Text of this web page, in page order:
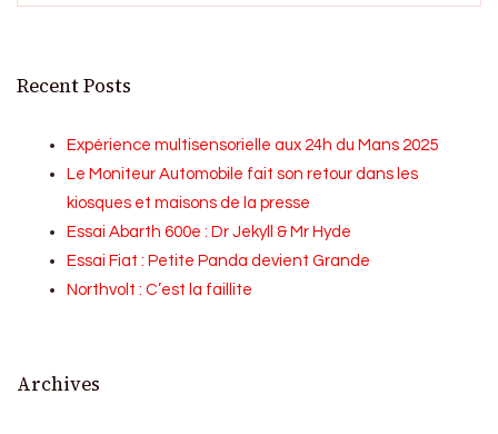
Recent Posts
Expérience multisensorielle aux 24h du Mans 2025
Le Moniteur Automobile fait son retour dans les
kiosques et maisons de la presse
Essai Abarth 600e : Dr Jekyll & Mr Hyde
Essai Fiat : Petite Panda devient Grande
Northvolt : C’est la faillite
Archives